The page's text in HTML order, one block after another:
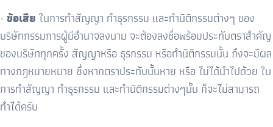
· ข้อเสีย ในการทำสัญญา ทำธุรกรรม และทำนิติกรรมต่างๆ ของ
บริษัทกรรมการผู้มีอำนาจลงนาม จะต้องลงชื่อพร้อมประทับตราสำคัญ
ของบริษัททุกครั้ง สัญญาหรือ ธุรกรรม หรือทำนิติกรรมนั้น ถึงจะมีผล
ทางกฎหมายหมาย ซึ่งหากตราประทับนั้นหาย หรือ ไม่ได้นำไปด้วย ใน
การทำสัญญา ทำธุรกรรม และทำนิติกรรมต่างๆนั้น ก็จะไม่สามารถ
ทำได้ครับ